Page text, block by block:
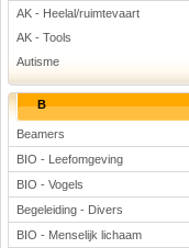
AK - Heelal/ruimtevaart
AK - Tools
Autisme
B
Beamers
BIO - Leefomgeving
BIO - Vogels
Begeleiding - Divers
BIO - Menselijk lichaam